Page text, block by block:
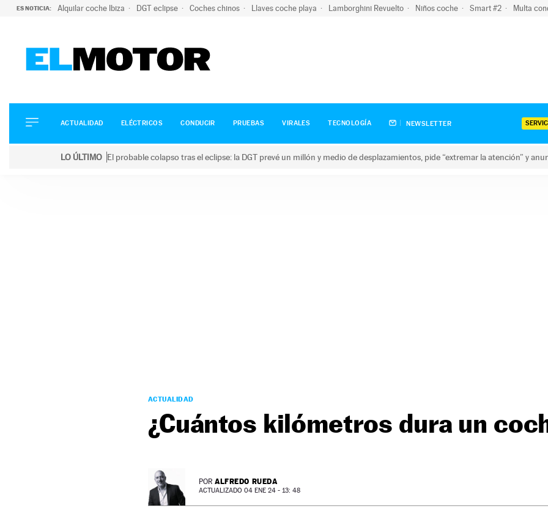
ES NOTICIA: Alquilar coche Ibiza DGT eclipse Coches chinos Llaves coche playa Lamborghini Revuelto Niños coche Smart #2 Multa
ELÉCTRICOS
CONDUCIR
ACTUALIDAD ELÉCTRICOS CONDUCIR PRUEBAS VIRALES TECNOLOGÍA NEWSLETTER
LO ÚLTIMO El probable colapso tras el eclipse: la DGT prevé un millón y medio de desplazamientos, pide “extremar la atención” y
ACTUALIDAD
¿Cuántos kilómetros dura un
POR ALFREDO RUEDA
ACTUALIZADO 04 ENE 24 - 13: 48